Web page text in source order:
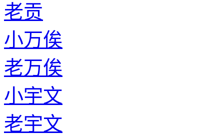
老贡
小万俟
老万俟
小宇文
老宇文